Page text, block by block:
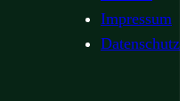
Impressum
Datenschutz